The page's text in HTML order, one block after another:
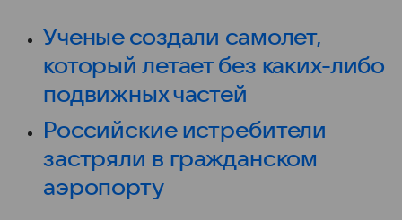
Ученые создали самолет,
который летает без каких-либо
подвижных частей
Российские истребители
застряли в гражданском
аэропорту